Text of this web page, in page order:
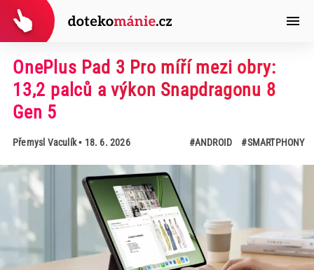
OnePlus Pad 3 Pro míří mezi obry:
13,2 palců a výkon Snapdragonu 8
Gen 5
Přemysl Vaculík• 18. 6. 2026 #ANDROID #SMARTPHONY